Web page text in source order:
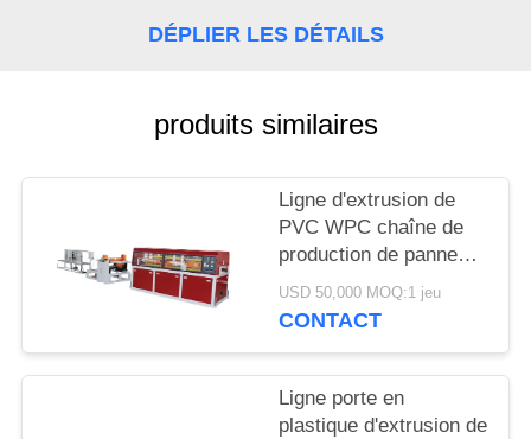
DÉPLIER LES DÉTAILS
produits similaires
Ligne d'extrusion de
PVC WPC chaîne de
production de panneau
de mur pour de porte et
de Windows PVC
USD 50,000 MOQ:1 jeu
CONTACT
Ligne porte en
plastique d'extrusion de